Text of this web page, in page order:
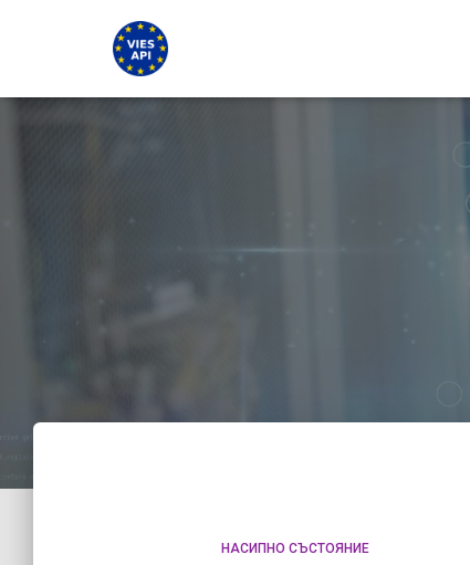
НАСИПНО СЪСТОЯНИЕ